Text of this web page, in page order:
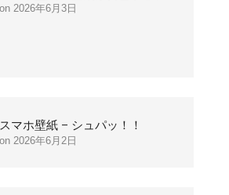
スマホ壁紙 – シュパッ！！
2026年6月2日